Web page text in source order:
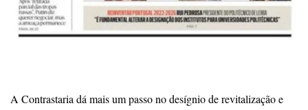
A Contrastaria dá mais um passo no desígnio de revitalização e